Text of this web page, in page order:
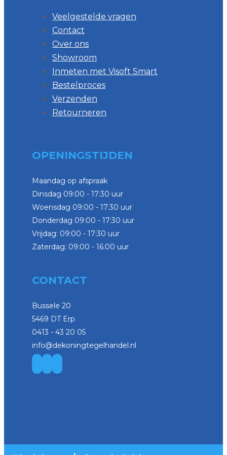
Veelgestelde vragen
Contact
Over ons
Showroom
Inmeten met Visoft Smart
Bestelproces
Verzenden
Retourneren
OPENINGSTIJDEN
Maandag op afspraak
Dinsdag 09:00 - 17:30 uur
Woensdag 09:00 - 17:30 uur
Donderdag 09:00 - 17:30 uur
Vrijdag: 09:00 - 17:30 uur
Zaterdag: 09:00 - 16:00 uur
CONTACT
Bussele 20
5469 DT Erp
0413 - 43 20 05
info@dekoningtegelhandel.nl